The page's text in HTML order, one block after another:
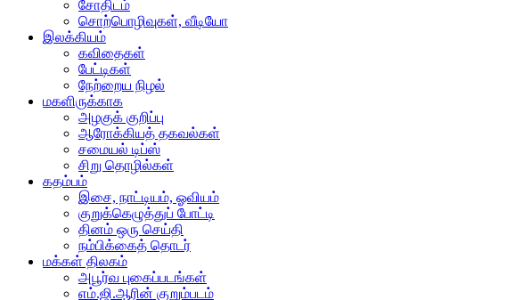
சோதிடம்
சொற்பொழிவுகள், வீடியோ
இலக்கியம்
கவிதைகள்
பேட்டிகள்
நேற்றைய நிழல்
மகளிருக்காக
அழகுக் குறிப்பு
ஆரோக்கியத் தகவல்கள்
சமையல் டிப்ஸ்
சிறு தொழில்கள்
கதம்பம்
இசை, நாட்டியம், ஓவியம்
குறுக்கெழுத்துப் போட்டி
தினம் ஒரு செய்தி
நம்பிக்கைத் தொடர்
மக்கள் திலகம்
அபூர்வ புகைப்படங்கள்
எம்.ஜி.ஆரின் குறும்படம்